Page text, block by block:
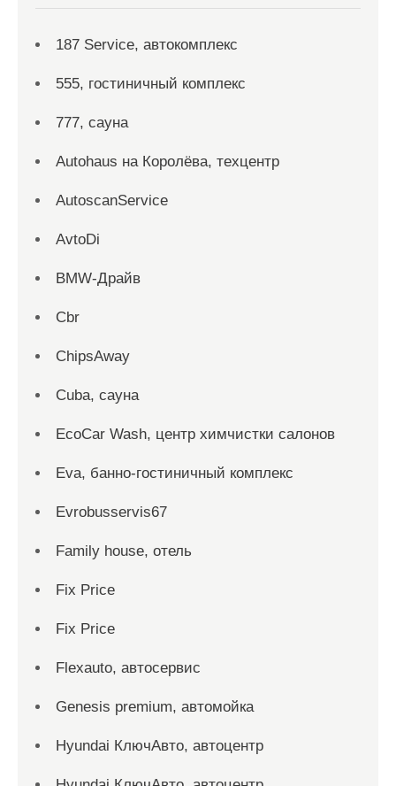
187 Service, автокомплекс
555, гостиничный комплекс
777, сауна
Autohaus на Королёва, техцентр
AutoscanService
AvtoDi
BMW-Драйв
Cbr
ChipsAway
Cuba, сауна
EcoCar Wash, центр химчистки салонов
Eva, банно-гостиничный комплекс
Evrobusservis67
Family house, отель
Fix Price
Fix Price
Flexauto, автосервис
Genesis premium, автомойка
Hyundai КлючАвто, автоцентр